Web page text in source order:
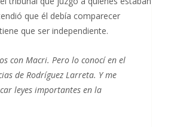
que él debía comparecer
que ser independiente.
con Macri. Pero lo conocí en el
de Rodríguez Larreta. Y me
leyes importantes en la